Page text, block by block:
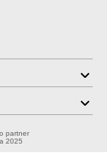
partner
2025